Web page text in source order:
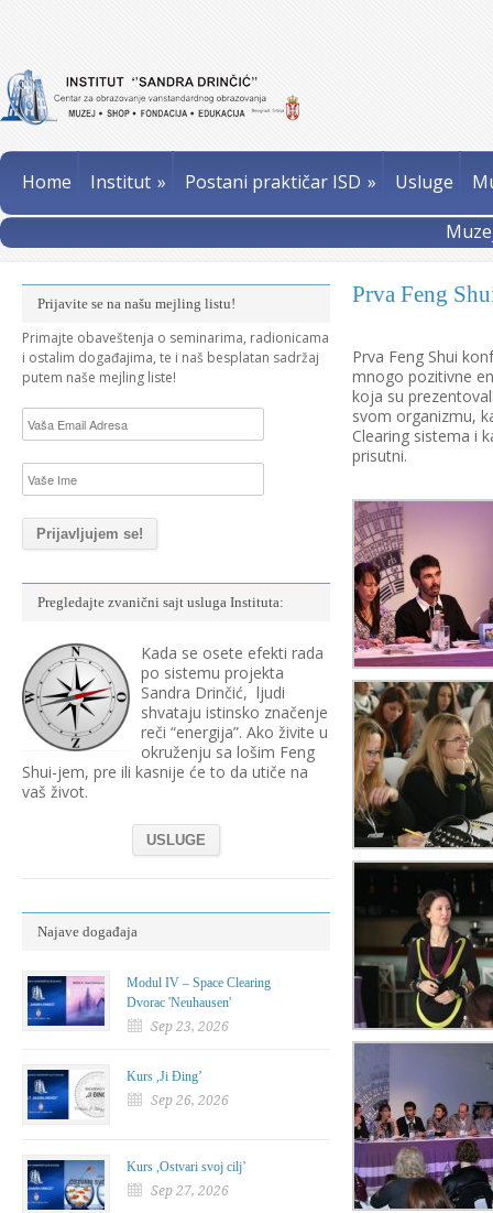
Home Institut » Postani praktičar ISD » Usluge
Prva Feng
Prva Feng Shui
mnogo pozitivne
koja su
svom organizmu,
Clearing sistema i
prisutni.
Prijavite se na našu mejling listu!
Primajte obaveštenja o seminarima, radionicama
i ostalim događajima, te i naš besplatan sadržaj
putem naše mejling liste!
Pregledajte zvanični sajt usluga Instituta:
Kada se osete efekti rada
po sistemu projekta
Sandra Drinčić, ljudi
shvataju istinsko značenje
reči “energija”. Ako živite u
okruženju sa lošim Feng
Shui-jem, pre ili kasnije će to da utiče na
vaš život.
USLUGE
Najave događaja
Modul IV – Space Clearing
Dvorac 'Neuhausen'
Sep 23, 2026
Kurs ,Ji Đing’
Sep 26, 2026
Kurs ,Ostvari svoj cilj’
Sep 27, 2026